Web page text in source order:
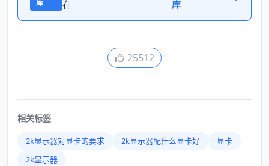
库 在 库
25512
相关标签
2k显示器对显卡的要求 2k显示器配什么显卡好
显卡
2k显示器